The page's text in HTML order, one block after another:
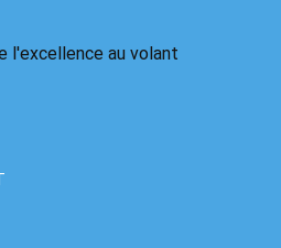
l'excellence au volant